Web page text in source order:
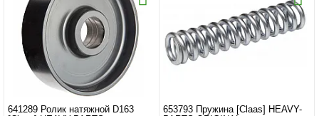
641289 Ролик натяжной D163
653793 Пружина [Claas] HEAVY-